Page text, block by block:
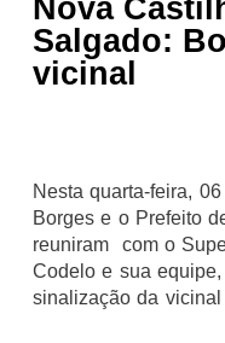
Nova
Salgado:
vicinal
Nesta quarta-feira,
Borges e o Prefeito
reuniram com o
Codelo e sua
sinalização da